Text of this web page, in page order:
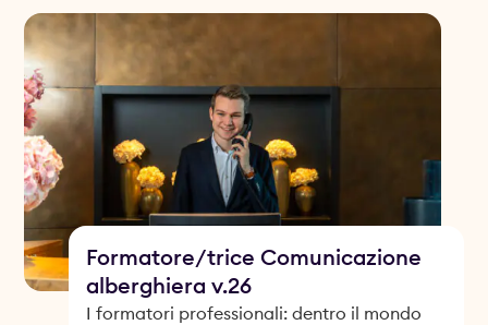
Formatore/trice Comunicazione
alberghiera v.26
I formatori professionali: dentro il mondo